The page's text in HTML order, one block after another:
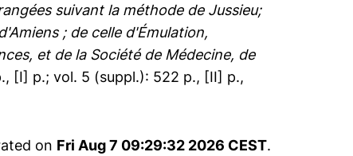
suivant la méthode de Jussieu;
; de celle d'Émulation,
et de la Société de Médecine, de
[I] p.; vol. 5 (suppl.): 522 p., [II] p.,
on Fri Aug 7 09:29:32 2026 CEST.